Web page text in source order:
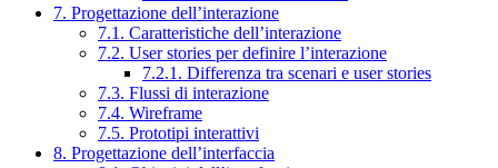
7. Progettazione dell’interazione
7.1. Caratteristiche dell’interazione
7.2. User stories per definire l’interazione
7.2.1. Differenza tra scenari e user stories
7.3. Flussi di interazione
7.4. Wireframe
7.5. Prototipi interattivi
8. Progettazione dell’interfaccia